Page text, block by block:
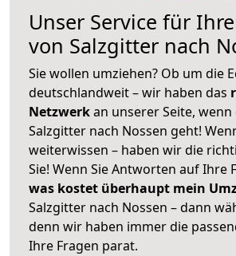
Unser Service für
von Salzgitter nach
Sie wollen umziehen? Ob um die
deutschlandweit – wir haben das
Netzwerkan unserer Seite,
Salzgitter nach Nossen geht!
weiterwissen – haben wir die
Sie! Wenn Sie Antworten auf Ihre
was kostet überhaupt mein
Salzgitter nach Nossen – dann
denn wir haben immer die
Ihre Fragen parat.